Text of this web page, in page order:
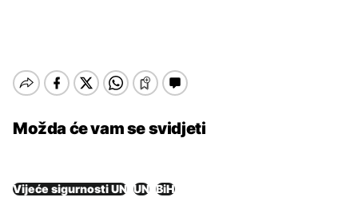
Možda će vam se svidjeti
Vijeće sigurnosti UN UN BiH